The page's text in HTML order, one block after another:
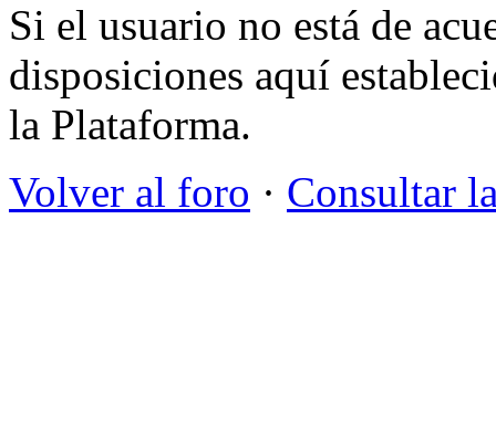
Si el usuario no está de
disposiciones aquí
la Plataforma.
Volver al foro · Consultar